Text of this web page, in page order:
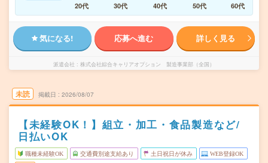
20代
30代 40代 50代 60代
気になる! 応募へ進む 詳しく見る
派遣会社 株式会社綜合キャリアオプション 製造事業部（全国）
未読 掲載日 2026/08/07
【未経験OK！】組立・加工・食品製造など/
日払いOK
職種未経験OK 交通費別途支給あり 土日祝日が休み WEB登録OK